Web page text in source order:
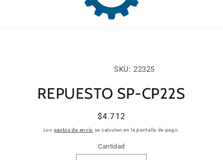
SKU: 22325
REPUESTO SP-CP22S
Precio
habitual
$4.712
Los gastos de envío se calculan en la pantalla de pago.
Cantidad